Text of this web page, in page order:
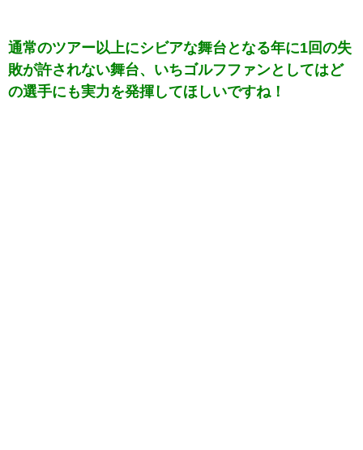
通常のツアー以上にシビアな舞台となる年に1回の失
敗が許されない舞台、いちゴルフファンとしてはど
の選手にも実力を発揮してほしいですね！